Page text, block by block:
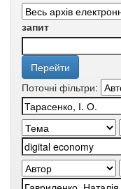
запит
Поточні фільтри: